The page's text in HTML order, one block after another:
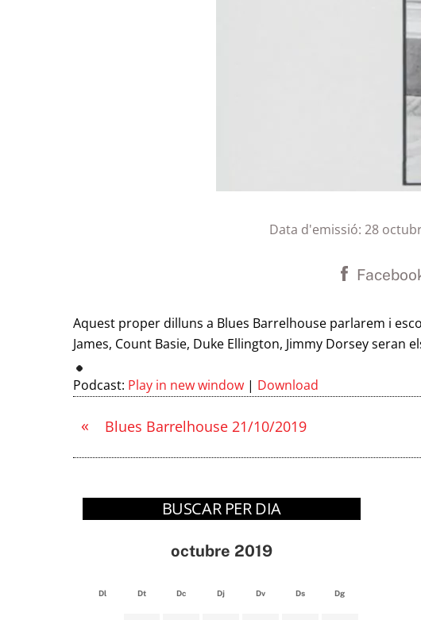
Data d'emissió:28
Aquest proper dilluns a Blues Barrelhouse parlarem i
James, Count Basie, Duke Ellington, Jimmy Dorsey
Podcast: Play in new window | Download
« Blues Barrelhouse 21/10/2019
BUSCAR PER DIA
octubre 2019
Dl Dt Dc Dj Dv Ds Dg